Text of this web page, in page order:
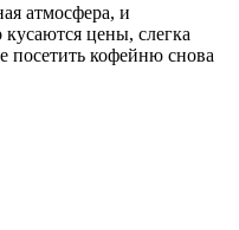
атмосфера, и
цены, слегка
посетить кофейню снова